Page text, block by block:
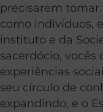
precisarem
como indivíduos,
instituto e da
sacerdócio, vocês
experiências
seu círculo de
expandindo, e o